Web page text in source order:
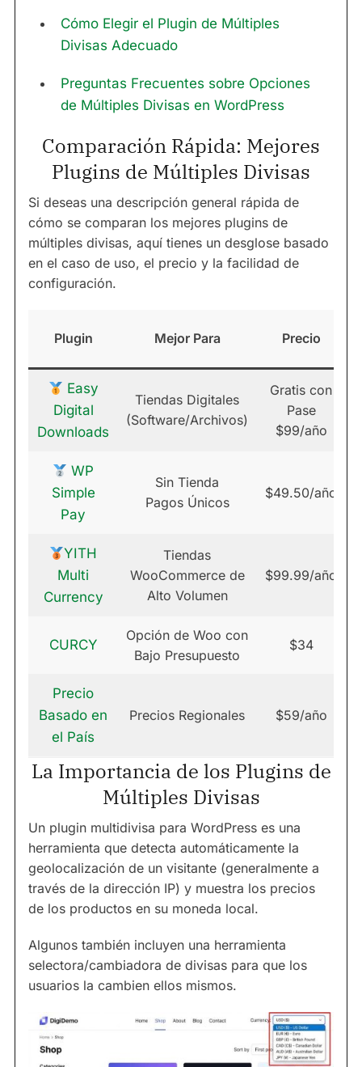
Cómo Elegir el Plugin de Múltiples
Divisas Adecuado
Preguntas Frecuentes sobre Opciones
de Múltiples Divisas en WordPress
Comparación Rápida: Mejores
Plugins de Múltiples Divisas
Si deseas una descripción general rápida de
cómo se comparan los mejores plugins de
múltiples divisas, aquí tienes un desglose basado
en el caso de uso, el precio y la facilidad de
configuración.
Plugin Mejor Para Precio
Easy
Digital
Downloads
Tiendas Digitales
(Software/Archivos)
Gratis con
Pase
$99/año
WP
Simple
Pay
Sin Tienda
Pagos Únicos
$49.50/año
YITH
Multi
Currency
Tiendas
WooCommerce de
Alto Volumen
$99.99/año
CURCY
Opción de Woo con
Bajo Presupuesto
$34
Precio
Basado en
el País
Precios Regionales $59/año
La Importancia de los Plugins de
Múltiples Divisas
Un plugin multidivisa para WordPress es una
herramienta que detecta automáticamente la
geolocalización de un visitante (generalmente a
través de la dirección IP) y muestra los precios
de los productos en su moneda local.
Algunos también incluyen una herramienta
selectora/cambiadora de divisas para que los
usuarios la cambien ellos mismos.